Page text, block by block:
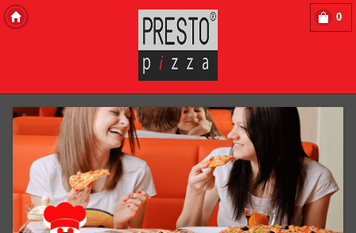
0
Copyright 2013 Des-Click Com